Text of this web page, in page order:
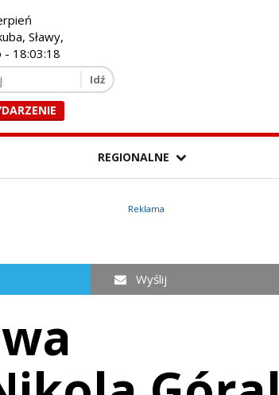
Sławy,
- 18:03:20
REGIONALNE
Reklama
Wyślij